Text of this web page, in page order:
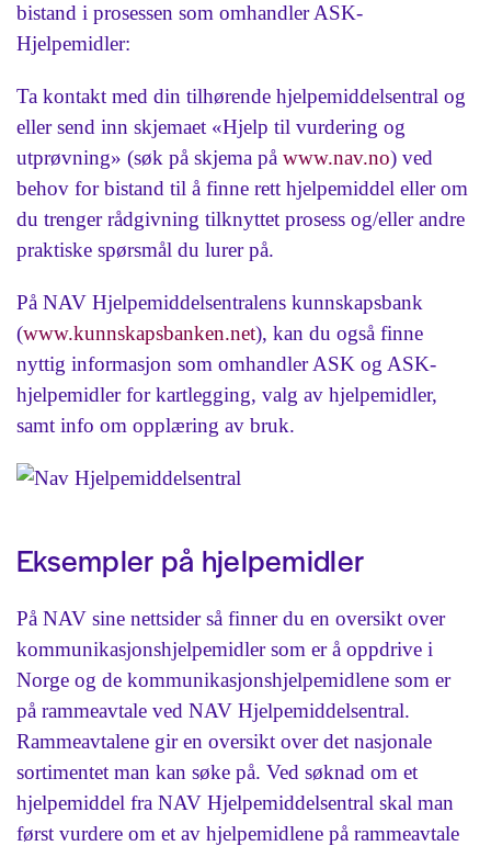
bistand i prosessen som omhandler ASK-
Hjelpemidler:
Ta kontakt med din tilhørende hjelpemiddelsentral og
eller send inn skjemaet «Hjelp til vurdering og
utprøvning» (søk på skjema på www.nav.no) ved
behov for bistand til å finne rett hjelpemiddel eller om
du trenger rådgivning tilknyttet prosess og/eller andre
praktiske spørsmål du lurer på.
På NAV Hjelpemiddelsentralens kunnskapsbank
(www.kunnskapsbanken.net), kan du også finne
nyttig informasjon som omhandler ASK og ASK-
hjelpemidler for kartlegging, valg av hjelpemidler,
samt info om opplæring av bruk.
Eksempler på hjelpemidler
På NAV sine nettsider så finner du en oversikt over
kommunikasjonshjelpemidler som er å oppdrive i
Norge og de kommunikasjonshjelpemidlene som er
på rammeavtale ved NAV Hjelpemiddelsentral.
Rammeavtalene gir en oversikt over det nasjonale
sortimentet man kan søke på. Ved søknad om et
hjelpemiddel fra NAV Hjelpemiddelsentral skal man
først vurdere om et av hjelpemidlene på rammeavtale